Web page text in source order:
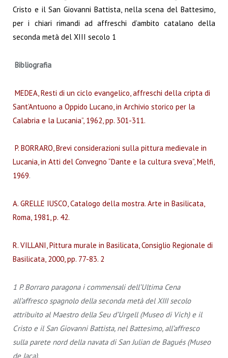
Cristo e il San Giovanni Battista, nella scena del Battesimo,
per i chiari rimandi ad affreschi d’ambito catalano della
seconda metà del XIII secolo 1
Bibliografia
MEDEA, Resti di un ciclo evangelico, affreschi della cripta di
Sant’Antuono a Oppido Lucano, in Archivio storico per la
Calabria e la Lucania”, 1962, pp. 301-311.
P. BORRARO, Brevi considerazioni sulla pittura medievale in
Lucania, in Atti del Convegno “Dante e la cultura sveva”, Melfi,
1969.
A. GRELLE IUSCO, Catalogo della mostra. Arte in Basilicata,
Roma, 1981, p. 42.
R. VILLANI, Pittura murale in Basilicata, Consiglio Regionale di
Basilicata, 2000, pp. 77-83. 2
1 P. Borraro paragona i commensali dell’Ultima Cena
all’affresco spagnolo della seconda metà del XIII secolo
attribuito al Maestro della Seu d’Urgell (Museo di Vich) e il
Cristo e il San Giovanni Battista, nel Battesimo, all’affresco
sulla parete nord della navata di San Julian de Bagués (Museo
de Jaca).